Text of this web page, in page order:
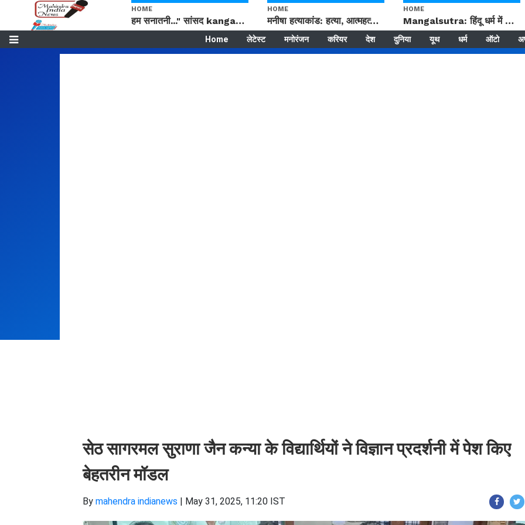
HOME
हम सनातनी..." सांसद kangana Ranaut से क्या बोली लड़की? Viral Jantar-Mantar | CJP protest
HOME
मनीषा हत्याकांड: हत्या, आत्महत्या या कोई बड़ा राज? | Full Story | Josh Haryana
HOME
Mangalsutra: हिंदू धर्म में शादी के बाद मंगलसूत्र क्यों पहनती है महिलाएं, किसने शुरु की ये परंपरा
Home लेटेस्ट मनोरंजन करियर देश दुनिया यूथ धर्म ऑटो
सेठ सागरमल सुराणा जैन कन्या के विद्यार्थियों ने विज्ञान प्रदर्शनी में पेश किए
बेहतरीन मॉडल
By mahendra indianews | May 31, 2025, 11:20 IST